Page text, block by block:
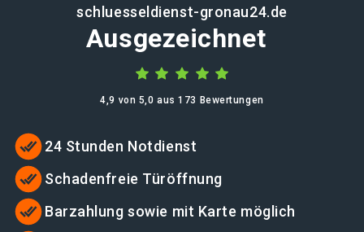
schluesseldienst-gronau24.de
Ausgezeichnet
4,9 von 5,0 aus 173 Bewertungen
24 Stunden Notdienst
Schadenfreie Türöffnung
Barzahlung sowie mit Karte möglich